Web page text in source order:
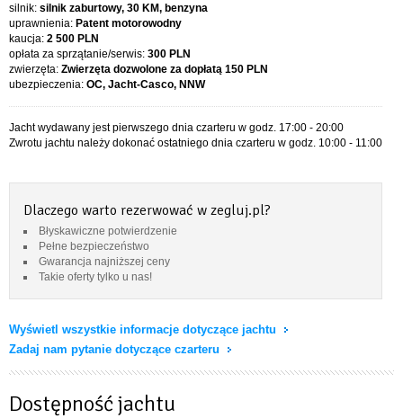
silnik: silnik zaburtowy, 30 KM, benzyna
uprawnienia: Patent motorowodny
kaucja: 2 500 PLN
opłata za sprzątanie/serwis: 300 PLN
zwierzęta: Zwierzęta dozwolone za dopłatą 150 PLN
ubezpieczenia: OC, Jacht-Casco, NNW
Jacht wydawany jest pierwszego dnia czarteru w godz. 17:00 - 20:00
Zwrotu jachtu należy dokonać ostatniego dnia czarteru w godz. 10:00 - 11:00
Dlaczego warto rezerwować w zegluj.pl?
Błyskawiczne potwierdzenie
Pełne bezpieczeństwo
Gwarancja najniższej ceny
Takie oferty tylko u nas!
Wyświetl wszystkie informacje dotyczące jachtu
Zadaj nam pytanie dotyczące czarteru
Dostępność jachtu